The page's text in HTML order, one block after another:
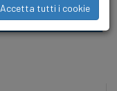
regolate
Accetta tutti i cookie